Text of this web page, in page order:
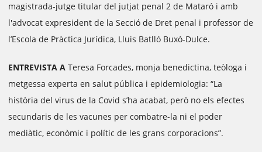
magistrada-jutge titular del jutjat penal 2 de Mataró i amb
l'advocat expresident de la Secció de Dret penal i professor de
l’Escola de Pràctica Jurídica, Lluis Batlló Buxó-Dulce.
ENTREVISTA A Teresa Forcades, monja benedictina, teòloga i
metgessa experta en salut pública i epidemiologia: “La
història del virus de la Covid s’ha acabat, però no els efectes
secundaris de les vacunes per combatre-la ni el poder
mediàtic, econòmic i polític de les grans corporacions”.